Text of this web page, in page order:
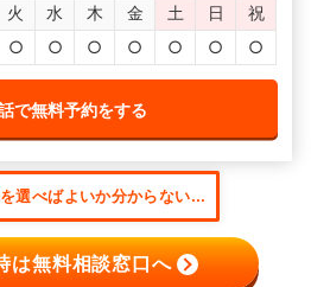
火 水 木 金 土 日
祝
○ ○ ○ ○ ○ ○ ○
で無料予約をする
選べばよいか分からない...
は無料相談窓口へ